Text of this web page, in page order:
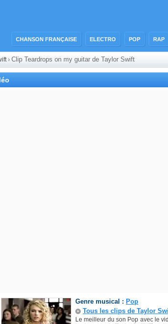
CHANSON FRANÇAISE ELECTRO POP RAP
› Clip Teardrops on my guitar de Taylor Swift
Genre musical : Pop
Tous les clips de Taylor
Le meilleur du son Pop avec le